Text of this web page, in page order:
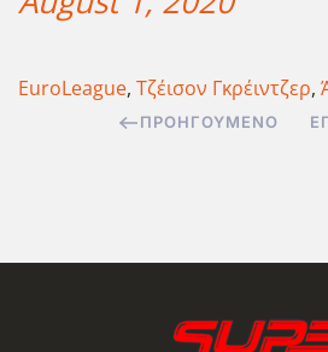
EuroLeague, Τζέισον Γκρέιντζερ,
ΠΡΟΗΓΟΎΜΕΝΟ